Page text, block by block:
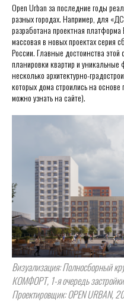
Open Urban за последние годы
разных городах. Например, для
разработана проектная
массовая в новых проектах серия
России. Главные достоинства
планировки квартир и
несколько архитектурно-
которых дома строились на
можно узнать на сайте).
Визуализация: Полносборный
КОМФОРТ, 1-я очередь
Проектировщик: OPEN URBAN,